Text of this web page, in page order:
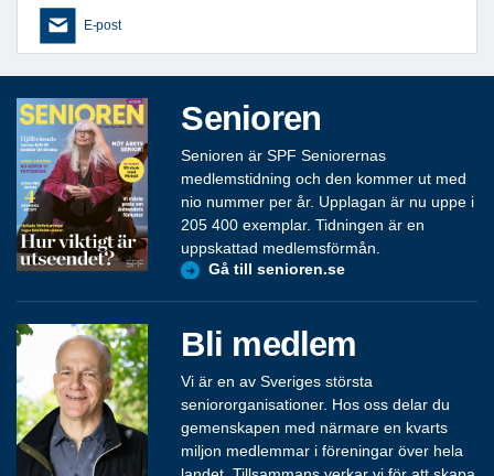
E-post
Senioren
Senioren är SPF Seniorernas
medlemstidning och den kommer ut med
nio nummer per år. Upplagan är nu uppe i
205 400 exemplar. Tidningen är en
uppskattad medlemsförmån.
Gå till senioren.se
Bli medlem
Vi är en av Sveriges största
seniororganisationer. Hos oss delar du
gemenskapen med närmare en kvarts
miljon medlemmar i föreningar över hela